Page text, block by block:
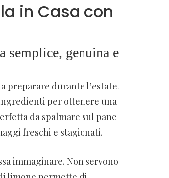
in Casa con
semplice, genuina e
preparare durante l’estate.
per ottenere una
da spalmare sul pane
freschi e stagionati.
immaginare. Non servono